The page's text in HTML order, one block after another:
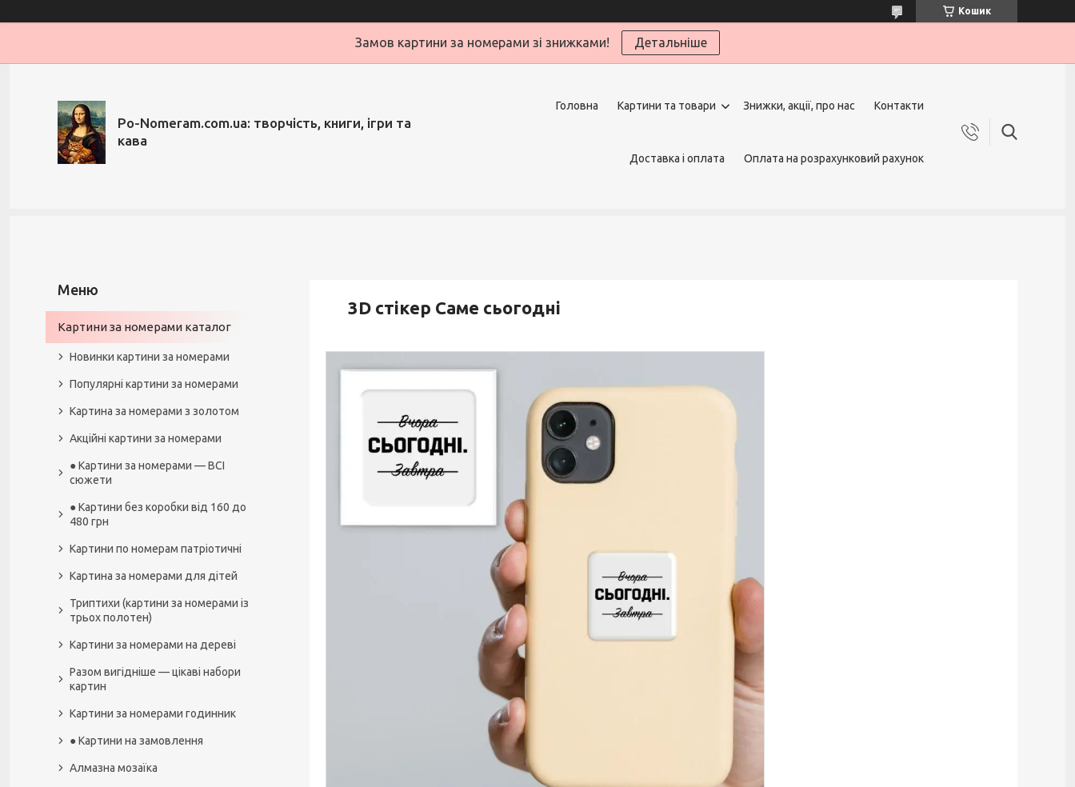
Кошик
Замов картини за номерами зі знижками! Детальніше
Po-Nomeram.com.ua: творчість, книги, ігри та
кава
Головна Картини та товари Знижки, акції, про нас Контакти
Доставка і оплата Оплата на розрахунковий рахунок
3D стікер Саме сьогодні
Картини за номерами каталог
Новинки картини за номерами
Популярні картини за номерами
Картина за номерами з золотом
Акційні картини за номерами
● Картини за номерами — ВСІ
сюжети
● Картини без коробки від 160 до
480 грн
Картини по номерам патріотичні
Картина за номерами для дітей
Триптихи (картини за номерами із
трьох полотен)
Картини за номерами на дереві
Разом вигідніше — цікаві набори
картин
Картини за номерами годинник
● Картини на замовлення
Алмазна мозаїка